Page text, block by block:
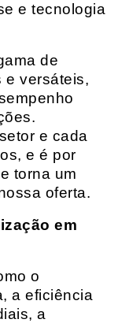
e tecnologia
de
e versáteis,
e cada
e é por
torna um
oferta.
em
o
a eficiência
a